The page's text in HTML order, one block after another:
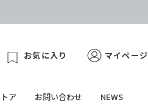
お気に入り マイページ
ア お問い合わせ NEWS